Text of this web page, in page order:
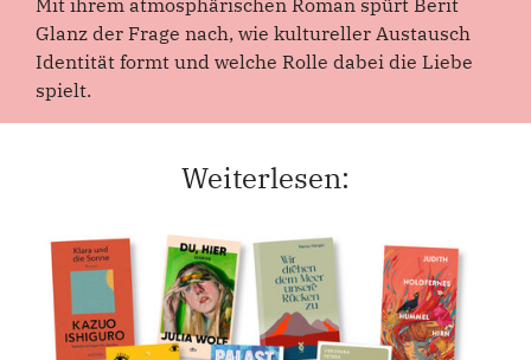
Mit ihrem atmosphärischen Roman spürt Berit
Glanz der Frage nach, wie kultureller Austausch
Identität formt und welche Rolle dabei die Liebe
spielt.
Weiterlesen: